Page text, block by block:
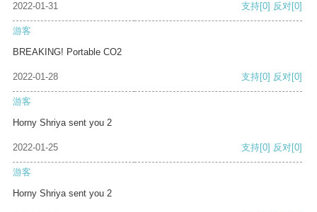
2022-01-31 支持[0] 反对[0]
游客
BREAKING! Portable CO2
2022-01-28 支持[0] 反对[0]
游客
Horny Shriya sent you 2
2022-01-25 支持[0] 反对[0]
游客
Horny Shriya sent you 2